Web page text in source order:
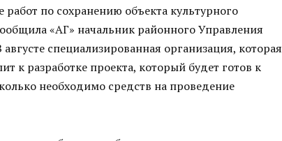
по сохранению объекта культурного
«АГ» начальник районного Управления
специализированная организация, которая
к разработке проекта, который будет готов к
необходимо средств на проведение